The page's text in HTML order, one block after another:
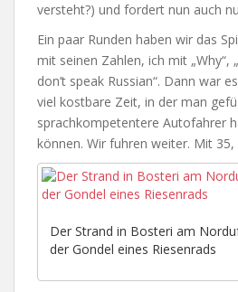
versteht?) und fordert nun auch
Ein paar Runden haben wir das
mit seinen Zahlen, ich mit „Why“,
don’t speak Russian“. Dann war
viel kostbare Zeit, in der man
sprachkompetentere Autofahrer
können. Wir fuhren weiter. Mit 35,
Der Strand in Bosteri am
der Gondel eines Riesenrads